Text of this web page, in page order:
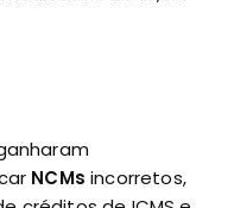
NCMs incorretos,